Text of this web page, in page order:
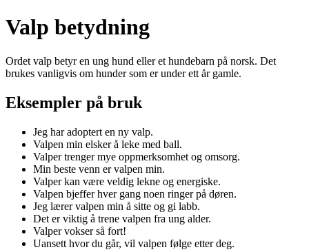
Valp betydning
Ordet valp betyr en ung hund eller et hundebarn på norsk. Det
brukes vanligvis om hunder som er under ett år gamle.
Eksempler på bruk
Jeg har adoptert en ny valp.
Valpen min elsker å leke med ball.
Valper trenger mye oppmerksomhet og omsorg.
Min beste venn er valpen min.
Valper kan være veldig lekne og energiske.
Valpen bjeffer hver gang noen ringer på døren.
Jeg lærer valpen min å sitte og gi labb.
Det er viktig å trene valpen fra ung alder.
Valper vokser så fort!
Uansett hvor du går, vil valpen følge etter deg.